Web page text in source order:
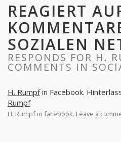
REAGIERT
SOZIALEN
RESPONDS FOR H.
COMMENTS IN
H. Rumpfin Facebook.
Rumpf
H. Rumpfin facebook. Leave a